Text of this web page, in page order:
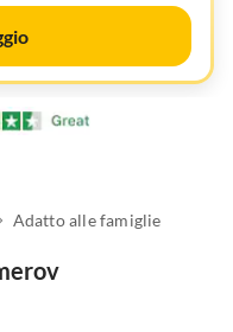
Adatto alle famiglie